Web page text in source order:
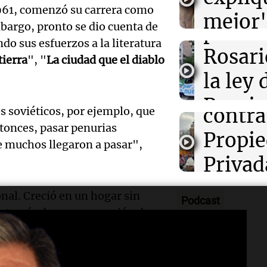
comenzó su carrera como
pronto se dio cuenta de
sus esfuerzos a la literatura
", "La ciudad que el diablo
soviéticos, por ejemplo, que
pasar penurias
muchos llegaron a pasar",
Creció en un hogar sin
de una promoción de
no había ningún libro",
a casa... Ahí me hice
La Fiscalía
del juicio a
homicidio
Amamos
Episodios
la ley
Informados
Episodios
en el
la ley
Viva la
Episodios
Audio.
en
Senado.
Audio.
Juez
la
por la
Tierras:
Audio.
Podcast